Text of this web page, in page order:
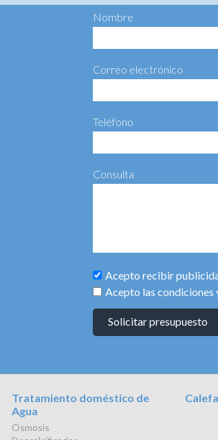
Nombre
Correo electrónico
Teléfono
Consulta
Acepto recibir
Acepto las condiciones
Solicitar presupuesto
Tratamiento doméstico de
Agua
Osmosis